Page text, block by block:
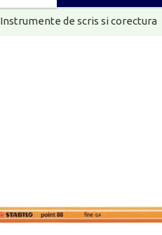
Instrumente de scris si corectura